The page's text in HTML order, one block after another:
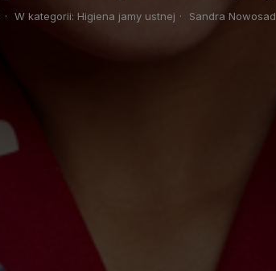
· W kategorii: Higiena jamy ustnej · Sandra Nowosad